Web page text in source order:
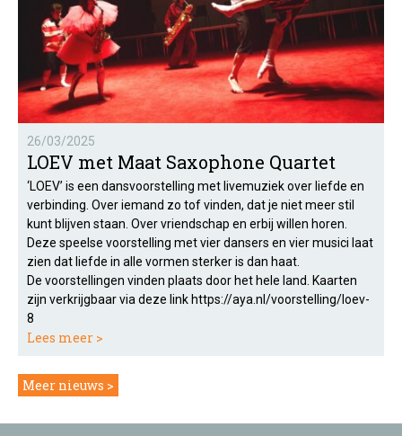
26/03/2025
LOEV met Maat Saxophone Quartet
‘LOEV’ is een dansvoorstelling met livemuziek over liefde en
verbinding. Over iemand zo tof vinden, dat je niet meer stil
kunt blijven staan. Over vriendschap en erbij willen horen.
Deze speelse voorstelling met vier dansers en vier musici laat
zien dat liefde in alle vormen sterker is dan haat.
De voorstellingen vinden plaats door het hele land. Kaarten
zijn verkrijgbaar via deze link https://aya.nl/voorstelling/loev-
8
Lees meer >
Meer nieuws